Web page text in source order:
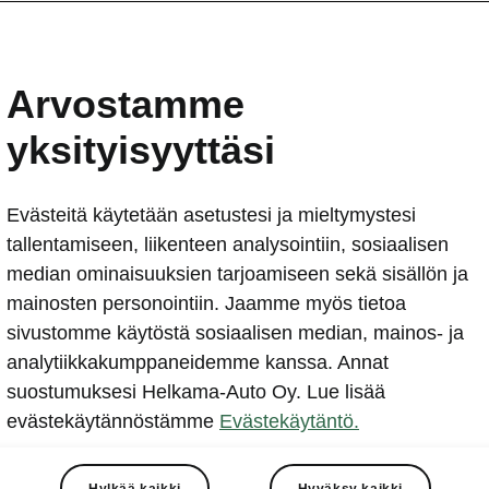
Škoda-sähköautojen ajoakut ovat? Mikä on
ajoakkujen bruttokapasiteetit ovat välillä
netto). WLTP-toimintamatkat ovat välillä 370–585 km.
80-mallia vakiovarustein
litiumioniakun edut?
verrattuna litiumioniakun etuja ovat suuri
optimaalisen sähköenergian varausmäärän, vakaa
erinomainen käyttöturvallisuus, minimaalinen
ja markkinakelpoiset kustannukset, jotka
lähivuosina. Näistä syistä litiumioniakku täyttää kaikki
Arvostamme
yksityisyyttäsi
Evästeitä käytetään asetustesi ja mieltymystesi
tallentamiseen, liikenteen analysointiin, sosiaalisen
median ominaisuuksien tarjoamiseen sekä sisällön ja
mainosten personointiin. Jaamme myös tietoa
sivustomme käytöstä sosiaalisen median, mainos- ja
analytiikkakumppaneidemme kanssa. Annat
suostumuksesi Helkama-Auto Oy. Lue lisää
evästekäytännöstämme Evästekäytäntö.